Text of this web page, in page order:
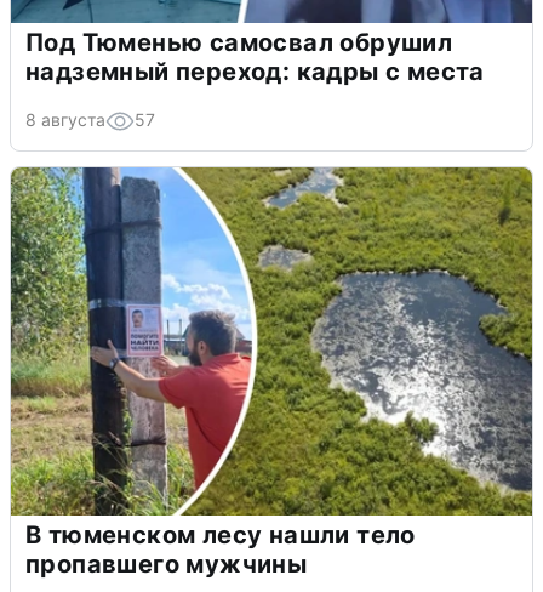
Под Тюменью самосвал обрушил
надземный переход: кадры с места
8 августа 57
В тюменском лесу нашли тело
пропавшего мужчины